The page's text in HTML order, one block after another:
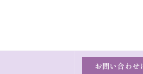
お問い合わせ